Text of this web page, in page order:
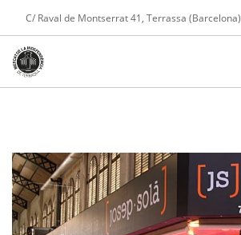
C/ Raval de Montserrat 41, Terrassa (Barcelona)
Tel. 608 975 004
SERVEIS
NOTÍCIES
CONTACTE